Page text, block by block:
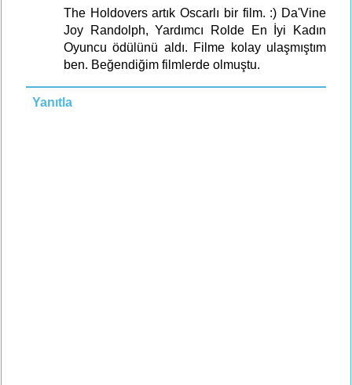
The Holdovers artık Oscarlı bir film. :) Da'Vine
Joy Randolph, Yardımcı Rolde En İyi Kadın
Oyuncu ödülünü aldı. Filme kolay ulaşmıştım
ben. Beğendiğim filmlerde olmuştu.
Yanıtla